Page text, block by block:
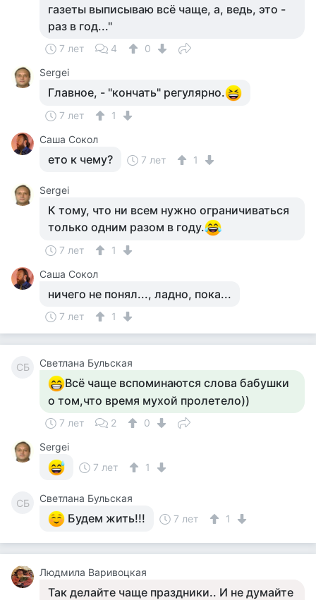
газеты выписываю всё чаще, а, ведь, это -
раз в год..."
7 лет 4
0
Sergei
Главное, - "кончать" регулярно.
7 лет
1
Саша Сокол
ето к чему? 7 лет 1
Sergei
К тому, что ни всем нужно ограничиваться
только одним разом в году.
7 лет
1
Саша Сокол
ничего не понял..., ладно, пока...
7 лет 1
СБ Светлана Бульская
Всё чаще вспоминаются слова бабушки
о том,что время мухой пролетело))
7 лет 2
0
Sergei
7 лет
1
СБ Светлана Бульская
Будем жить!!! 7 лет 1
Людмила Варивоцкая
Так делайте чаще праздники.. И не думайте